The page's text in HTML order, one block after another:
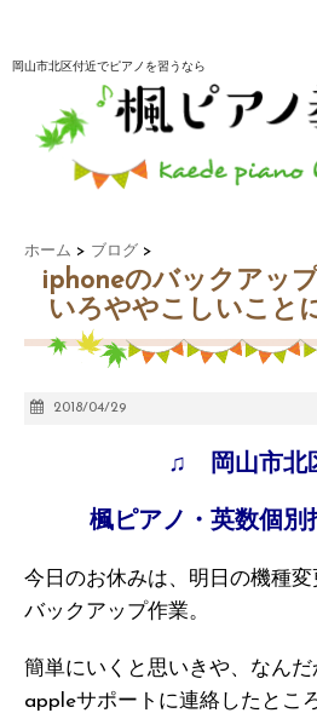
岡山市北区付近でピアノを習うなら
ホーム > ブログ >
iphoneのバックアッ
いろややこしいこと
2018/04/29
♫ 岡山市
楓ピアノ・英数個別
今日のお休みは、明日の機種
バックアップ作業。
簡単にいくと思いきや、なん
appleサポートに連絡したとこ